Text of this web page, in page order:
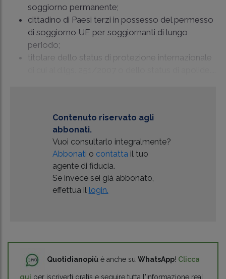
soggiorno permanente;
cittadino di Paesi terzi in possesso del permesso
di soggiorno UE per soggiornanti di lungo
periodo;
titolare dello status di protezione internazionale
Contenuto riservato agli
abbonati.
Vuoi consultarlo integralmente?
Abbonati o contatta il tuo
agente di fiducia.
Se invece sei già abbonato,
effettua il login.
Quotidianopiù è anche su WhatsApp! Clicca
qui per iscriverti gratis e seguire tutta l'informazione real